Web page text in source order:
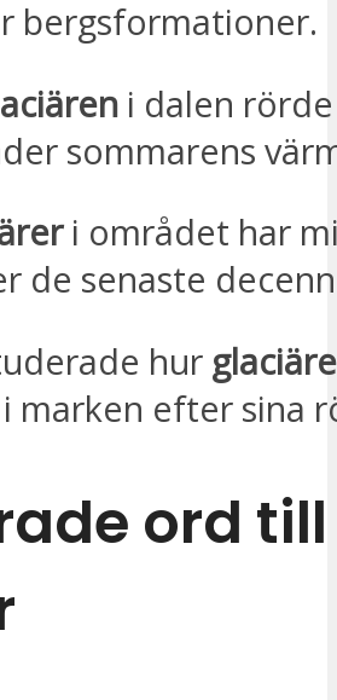
bergsformationer.
i dalen
sommarens
i området har
de senaste
hur
marken efter sina
ord till